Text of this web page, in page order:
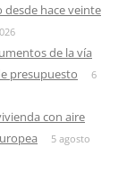
hace veinte
de la vía
presupuesto
6
con aire
5 agosto